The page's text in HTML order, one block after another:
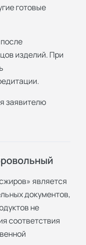
готовые
изделий. При
заявителю
является
документов,
не
соответствия